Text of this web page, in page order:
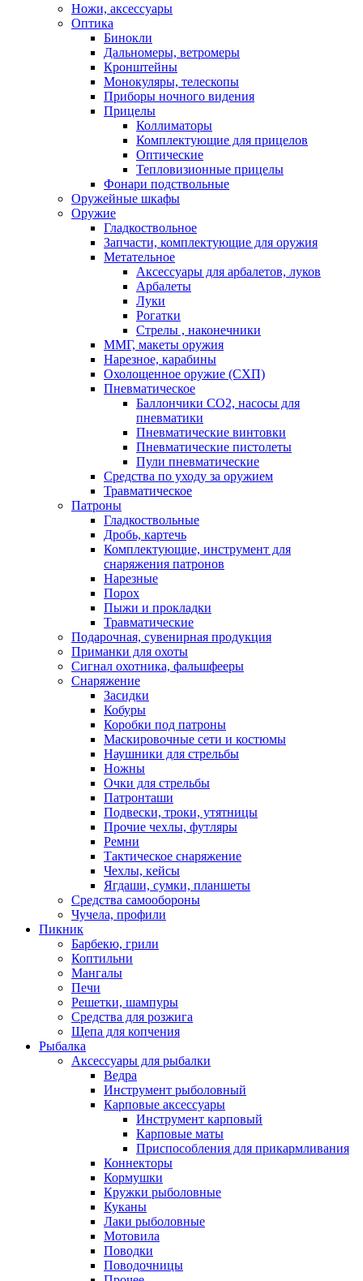
Ножи, аксессуары
Оптика
Бинокли
Дальномеры, ветромеры
Кронштейны
Монокуляры, телескопы
Приборы ночного видения
Прицелы
Коллиматоры
Комплектующие для прицелов
Оптические
Тепловизионные прицелы
Фонари подствольные
Оружейные шкафы
Оружие
Гладкоствольное
Запчасти, комплектующие для оружия
Метательное
Аксессуары для арбалетов, луков
Арбалеты
Луки
Рогатки
Стрелы , наконечники
ММГ, макеты оружия
Нарезное, карабины
Охолощенное оружие (СХП)
Пневматическое
Баллончики СО2, насосы для
пневматики
Пневматические винтовки
Пневматические пистолеты
Пули пневматические
Средства по уходу за оружием
Травматическое
Патроны
Гладкоствольные
Дробь, картечь
Комплектующие, инструмент для
снаряжения патронов
Нарезные
Порох
Пыжи и прокладки
Травматические
Подарочная, сувенирная продукция
Приманки для охоты
Сигнал охотника, фальшфееры
Снаряжение
Засидки
Кобуры
Коробки под патроны
Маскировочные сети и костюмы
Наушники для стрельбы
Ножны
Очки для стрельбы
Патронташи
Подвески, троки, утятницы
Прочие чехлы, футляры
Ремни
Тактическое снаряжение
Чехлы, кейсы
Ягдаши, сумки, планшеты
Средства самообороны
Чучела, профили
Пикник
Барбекю, грили
Коптильни
Мангалы
Печи
Решетки, шампуры
Средства для розжига
Щепа для копчения
Рыбалка
Аксессуары для рыбалки
Ведра
Инструмент рыболовный
Карповые аксессуары
Инструмент карповый
Карповые маты
Приспособления для прикармливания
Коннекторы
Кормушки
Кружки рыболовные
Куканы
Лаки рыболовные
Мотовила
Поводки
Поводочницы